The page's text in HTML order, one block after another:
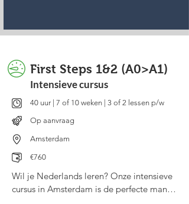
First Steps 1&2 (A0>A1)
Intensieve cursus
40 uur | 7 of 10 weken | 3 of 2 lessen p/w
Op aanvraag
Amsterdam
€760
Wil je Nederlands leren? Onze intensieve
cursus in Amsterdam is de perfecte manier